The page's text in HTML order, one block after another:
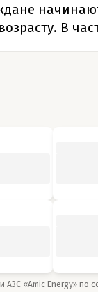
В
АЗС «Amic Energy» по